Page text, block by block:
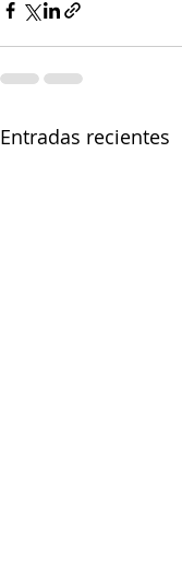
Entradas recientes